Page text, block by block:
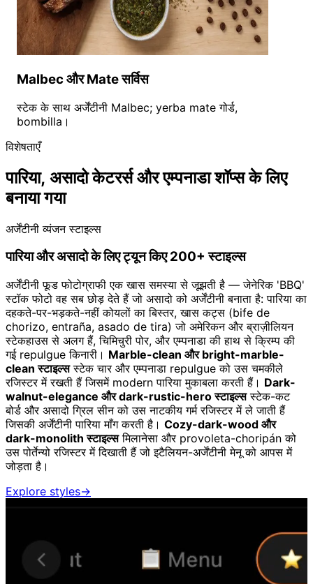
Malbec और Mate सर्विस
स्टेक के साथ अर्जेंटीनी Malbec; yerba mate गोर्ड,
bombilla।
विशेषताएँ
पारिया, असादो केटरर्स और एम्पनाडा शॉप्स के लिए
बनाया गया
अर्जेंटीनी व्यंजन स्टाइल्स
पारिया और असादो के लिए ट्यून किए 200+ स्टाइल्स
अर्जेंटीनी फूड फोटोग्राफी एक खास समस्या से जूझती है — जेनेरिक 'BBQ'
स्टॉक फोटो वह सब छोड़ देते हैं जो असादो को अर्जेंटीनी बनाता है: पारिया का
दहकते-पर-भड़कते-नहीं कोयलों का बिस्तर, खास कट्स (bife de
chorizo, entraña, asado de tira) जो अमेरिकन और ब्राज़ीलियन
स्टेकहाउस से अलग हैं, चिमिचुरी पोर, और एम्पनाडा की हाथ से क्रिम्प की
गई repulgue किनारी। Marble-clean और bright-marble-
clean स्टाइल्सस्टेक चार और एम्पनाडा repulgue को उस चमकीले
रजिस्टर में रखती हैं जिसमें modern पारिया मुकाबला करती हैं। Dark-
walnut-elegance और dark-rustic-hero स्टाइल्सस्टेक-कट
बोर्ड और असादो ग्रिल सीन को उस नाटकीय गर्म रजिस्टर में ले जाती हैं
जिसकी अर्जेंटीनी पारिया माँग करती है। Cozy-dark-wood और
dark-monolith स्टाइल्समिलानेसा और provoleta-choripán को
उस पोर्तेन्यो रजिस्टर में दिखाती हैं जो इटैलियन-अर्जेंटीनी मेनू को आपस में
जोड़ता है।
Explore styles→